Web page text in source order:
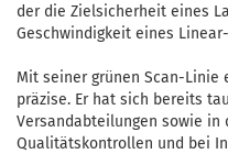
der die Zielsicherheit eines
Geschwindigkeit eines
Mit seiner grünen Scan-Linie
präzise. Er hat sich bereits
Versandabteilungen sowie in
Qualitätskontrollen und bei